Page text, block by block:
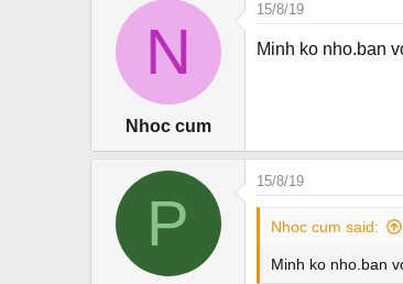
N
Nhoc cum
15/8/19
Minh ko nho.ban
P
15/8/19
Nhoc cum said:
Minh ko nho.ban